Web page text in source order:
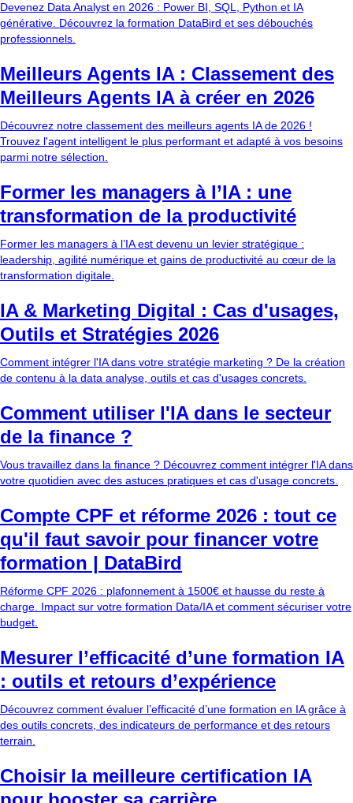
Devenez Data Analyst en 2026 : Power BI, SQL, Python et IA
générative. Découvrez la formation DataBird et ses débouchés
professionnels.
Meilleurs Agents IA : Classement des
Meilleurs Agents IA à créer en 2026
Découvrez notre classement des meilleurs agents IA de 2026 !
Trouvez l'agent intelligent le plus performant et adapté à vos besoins
parmi notre sélection.
Former les managers à l’IA : une
transformation de la productivité
Former les managers à l’IA est devenu un levier stratégique :
leadership, agilité numérique et gains de productivité au cœur de la
transformation digitale.
IA & Marketing Digital : Cas d'usages,
Outils et Stratégies 2026
Comment intégrer l'IA dans votre stratégie marketing ? De la création
de contenu à la data analyse, outils et cas d'usages concrets.
Comment utiliser l'IA dans le secteur
de la finance ?
Vous travaillez dans la finance ? Découvrez comment intégrer l'IA dans
votre quotidien avec des astuces pratiques et cas d'usage concrets.
Compte CPF et réforme 2026 : tout ce
qu'il faut savoir pour financer votre
formation | DataBird
Réforme CPF 2026 : plafonnement à 1500€ et hausse du reste à
charge. Impact sur votre formation Data/IA et comment sécuriser votre
budget.
Mesurer l’efficacité d’une formation IA
: outils et retours d’expérience
Découvrez comment évaluer l’efficacité d’une formation en IA grâce à
des outils concrets, des indicateurs de performance et des retours
terrain.
Choisir la meilleure certification IA